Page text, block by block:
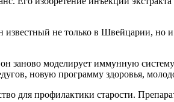
известный не только в Швейцарии, но
заново моделирует иммунную
новую программу здоровья,
для профилактики старости.